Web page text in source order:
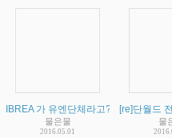
IBREA 가 유엔단체라고? 이승헌의
물은물
2016.05.01
[re]단월드
물